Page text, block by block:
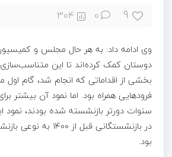
9
0
304
وی ادامه داد: به هر حال مجلس و
دوستان کمک کرده‌اند تا این متناسب‌سازی
بخشی از اقداماتی که انجام شد، گام اول
فرودهایی همراه بود. اما نمود آن بیشتر
سنوات دورتر بازنشسته شده‌ بودند، نمود
در بازنشستگانی قبل از
بود.